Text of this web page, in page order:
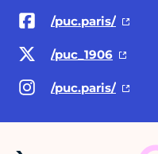
/puc.paris/
/puc_1906
/puc.paris/